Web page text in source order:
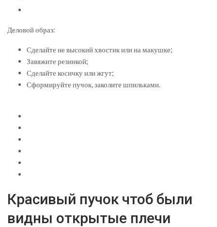
Деловой образ:
Сделайте не высокий хвостик или на макушке;
Завяжите резинкой;
Сделайте косичку или жгут;
Сформируйте пучок, заколите шпильками.
Красивый пучок чтоб были
видны открытые плечи